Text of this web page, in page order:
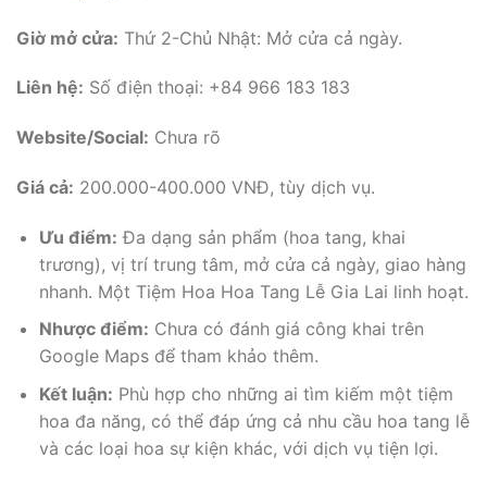
Giờ mở cửa: Thứ 2-Chủ Nhật: Mở cửa cả ngày.
Liên hệ: Số điện thoại: +84 966 183 183
Website/Social: Chưa rõ
Giá cả: 200.000-400.000 VNĐ, tùy dịch vụ.
Ưu điểm: Đa dạng sản phẩm (hoa tang, khai
trương), vị trí trung tâm, mở cửa cả ngày, giao hàng
nhanh. Một Tiệm Hoa Hoa Tang Lễ Gia Lai linh hoạt.
Nhược điểm: Chưa có đánh giá công khai trên
Google Maps để tham khảo thêm.
Kết luận: Phù hợp cho những ai tìm kiếm một tiệm
hoa đa năng, có thể đáp ứng cả nhu cầu hoa tang lễ
và các loại hoa sự kiện khác, với dịch vụ tiện lợi.